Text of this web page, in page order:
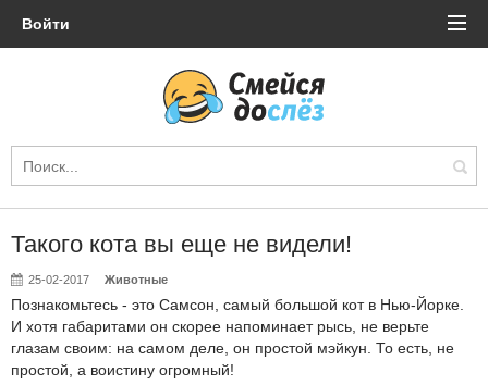
Войти
Такого кота вы еще не видели!
25-02-2017 Животные
Познакомьтесь - это Самсон, самый большой кот в Нью-Йорке.
И хотя габаритами он скорее напоминает рысь, не верьте
глазам своим: на самом деле, он простой мэйкун. То есть, не
простой, а воистину огромный!